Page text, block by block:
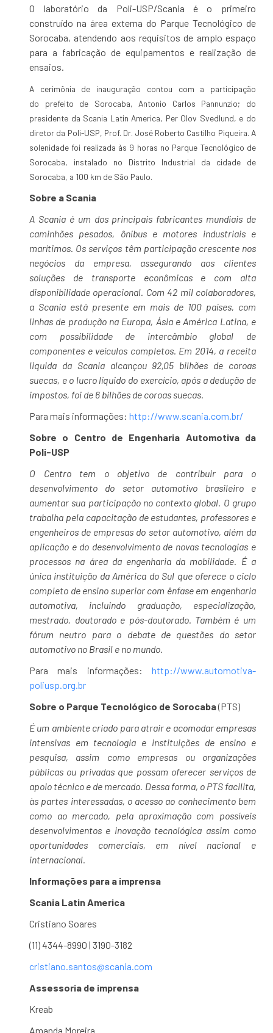
O laboratório da Poli-USP/Scania é o primeiro
construído na área externa do Parque Tecnológico de
Sorocaba, atendendo aos requisitos de amplo espaço
para a fabricação de equipamentos e realização de
ensaios.
A cerimônia de inauguração contou com a participação
do prefeito de Sorocaba, Antonio Carlos Pannunzio; do
presidente da Scania Latin America, Per Olov Svedlund, e do
diretor da Poli-USP, Prof. Dr. José Roberto Castilho Piqueira. A
solenidade foi realizada às 9 horas no Parque Tecnológico de
Sorocaba, instalado no Distrito Industrial da cidade de
Sorocaba, a 100 km de São Paulo.
Sobre a Scania
A Scania é um dos principais fabricantes mundiais de
caminhões pesados, ônibus e motores industriais e
marítimos. Os serviços têm participação crescente nos
negócios da empresa, assegurando aos clientes
soluções de transporte econômicas e com alta
disponibilidade operacional. Com 42 mil colaboradores,
a Scania está presente em mais de 100 países, com
linhas de produção na Europa, Ásia e América Latina, e
com possibilidade de intercâmbio global de
componentes e veículos completos. Em 2014, a receita
liquida da Scania alcançou 92,05 bilhões de coroas
suecas, e o lucro líquido do exercício, após a dedução de
impostos, foi de 6 bilhões de coroas suecas.
Para mais informações:http://www.scania.com.br/
Sobre o Centro de Engenharia Automotiva da
Poli-USP
O Centro tem o objetivo de contribuir para o
desenvolvimento do setor automotivo brasileiro e
aumentar sua participação no contexto global. O grupo
trabalha pela capacitação de estudantes, professores e
engenheiros de empresas do setor automotivo, além da
aplicação e do desenvolvimento de novas tecnologias e
processos na área da engenharia da mobilidade. É a
única instituição da América do Sul que oferece o ciclo
completo de ensino superior com ênfase em engenharia
automotiva, incluindo graduação, especialização,
mestrado, doutorado e pós-doutorado. Também é um
fórum neutro para o debate de questões do setor
automotivo no Brasil e no mundo.
Para mais informações: http://www.automotiva-
poliusp.org.br
Sobre o Parque Tecnológico de Sorocaba(PTS)
É um ambiente criado para atrair e acomodar empresas
intensivas em tecnologia e instituições de ensino e
pesquisa, assim como empresas ou organizações
públicas ou privadas que possam oferecer serviços de
apoio técnico e de mercado. Dessa forma, o PTS facilita,
às partes interessadas, o acesso ao conhecimento bem
como ao mercado, pela aproximação com possíveis
desenvolvimentos e inovação tecnológica assim como
oportunidades comerciais, em nível nacional e
internacional.
Informações para a imprensa
Scania Latin America
Cristiano Soares
(11) 4344-8990 | 3190-3182
cristiano.santos@scania.com
Assessoria de imprensa
Kreab
Amanda Moreira